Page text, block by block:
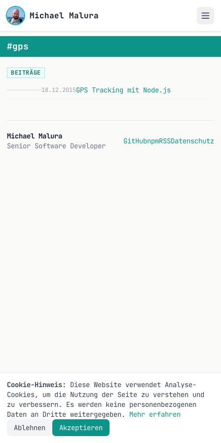
Michael Malura
#gps
BEITRÄGE
18.12.2015GPS Tracking mit Node.js
Michael Malura
Senior Software Developer
GitHubnpmRSSDatenschutz
Cookie-Hinweis:
Diese Website verwendet Analyse-
Cookies, um die Nutzung der Seite zu verstehen und
zu verbessern. Es werden keine personenbezogenen
Daten an Dritte weitergegeben. Mehr erfahren
Ablehnen
Akzeptieren